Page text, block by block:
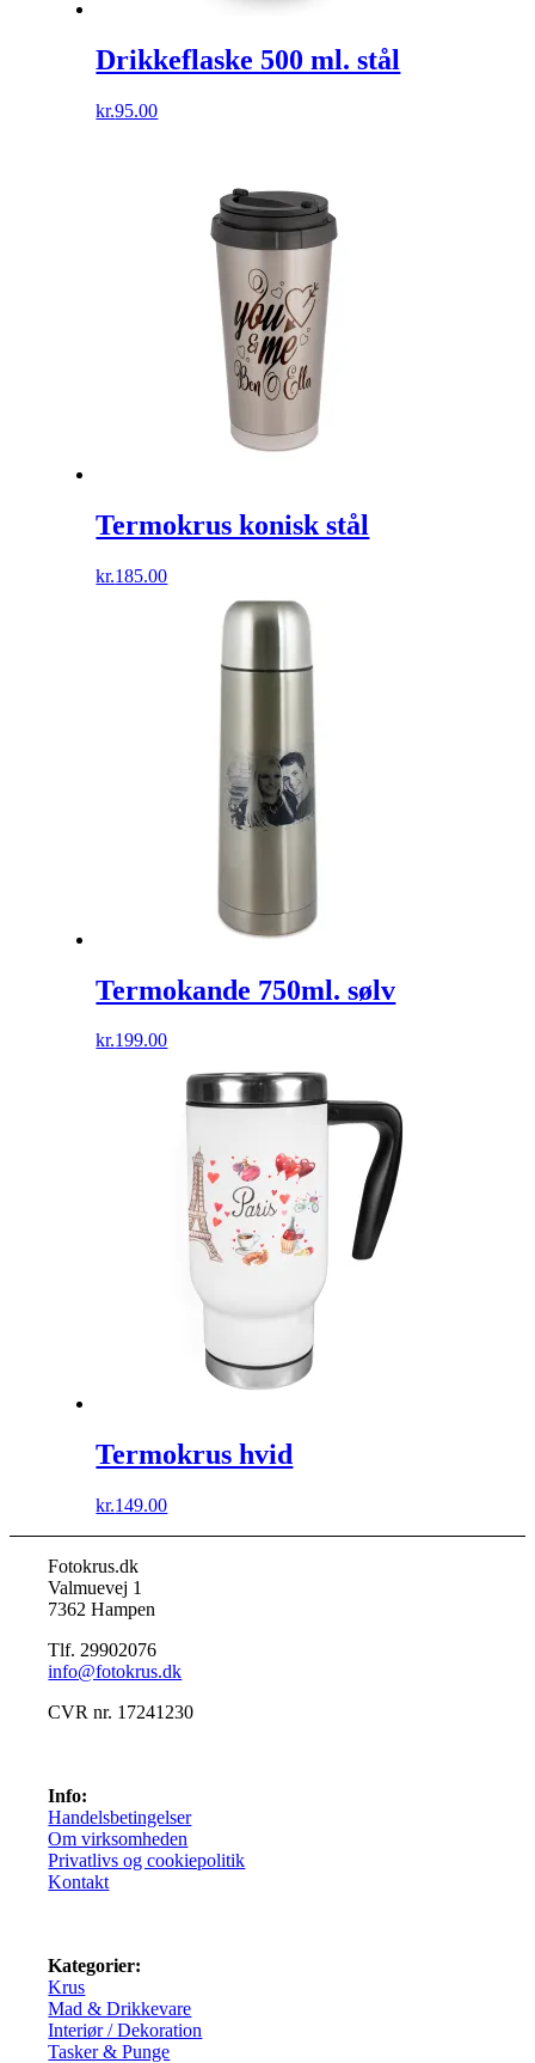
Drikkeflaske 500 ml. stål
kr.95.00
Termokrus konisk stål
kr.185.00
Termokande 750ml. sølv
kr.199.00
Termokrus hvid
kr.149.00
Fotokrus.dk
Valmuevej 1
7362 Hampen
Tlf. 29902076
info@fotokrus.dk
CVR nr. 17241230
Info:
Handelsbetingelser
Om virksomheden
Privatlivs og cookiepolitik
Kontakt
Kategorier:
Krus
Mad & Drikkevare
Interiør / Dekoration
Tasker & Punge